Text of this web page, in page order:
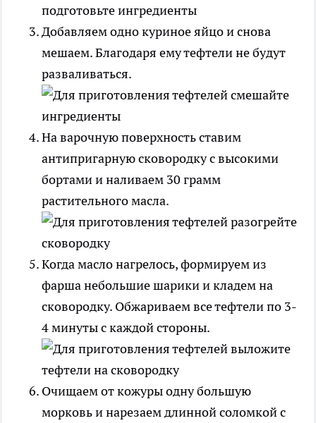
Добавляем одно куриное яйцо и снова
мешаем. Благодаря ему тефтели не будут
разваливаться.
На варочную поверхность ставим
антипригарную сковородку с высокими
бортами и наливаем 30 грамм
растительного масла.
Когда масло нагрелось, формируем из
фарша небольшие шарики и кладем на
сковородку. Обжариваем все тефтели по 3-
4 минуты с каждой стороны.
Очищаем от кожуры одну большую
морковь и нарезаем длинной соломкой с